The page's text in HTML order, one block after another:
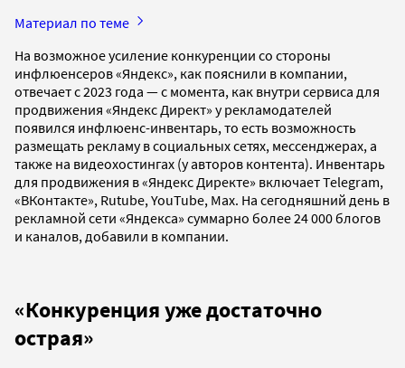
Материал по теме
На возможное усиление конкуренции со стороны
инфлюенсеров «Яндекс», как пояснили в компании,
отвечает с 2023 года — с момента, как внутри сервиса для
продвижения «Яндекс Директ» у рекламодателей
появился инфлюенс-инвентарь, то есть возможность
размещать рекламу в социальных сетях, мессенджерах, а
также на видеохостингах (у авторов контента). Инвентарь
для продвижения в «Яндекс Директе» включает Telegram,
«ВКонтакте», Rutube, YouTube, Max. На сегодняшний день в
рекламной сети «Яндекса» суммарно более 24 000 блогов
и каналов, добавили в компании.
«Конкуренция уже достаточно
острая»